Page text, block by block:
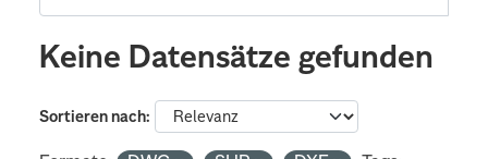
Keine Datensätze gefunden
Sortieren nach